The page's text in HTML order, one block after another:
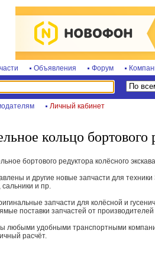
Объявления Форум
Личный кабинет
кольцо
бортового редуктора колёсного
и другие новые запчасти для
и пр.
запчасти для колёсной и
поставки запчастей от
любыми удобными транспортными
расчёт.